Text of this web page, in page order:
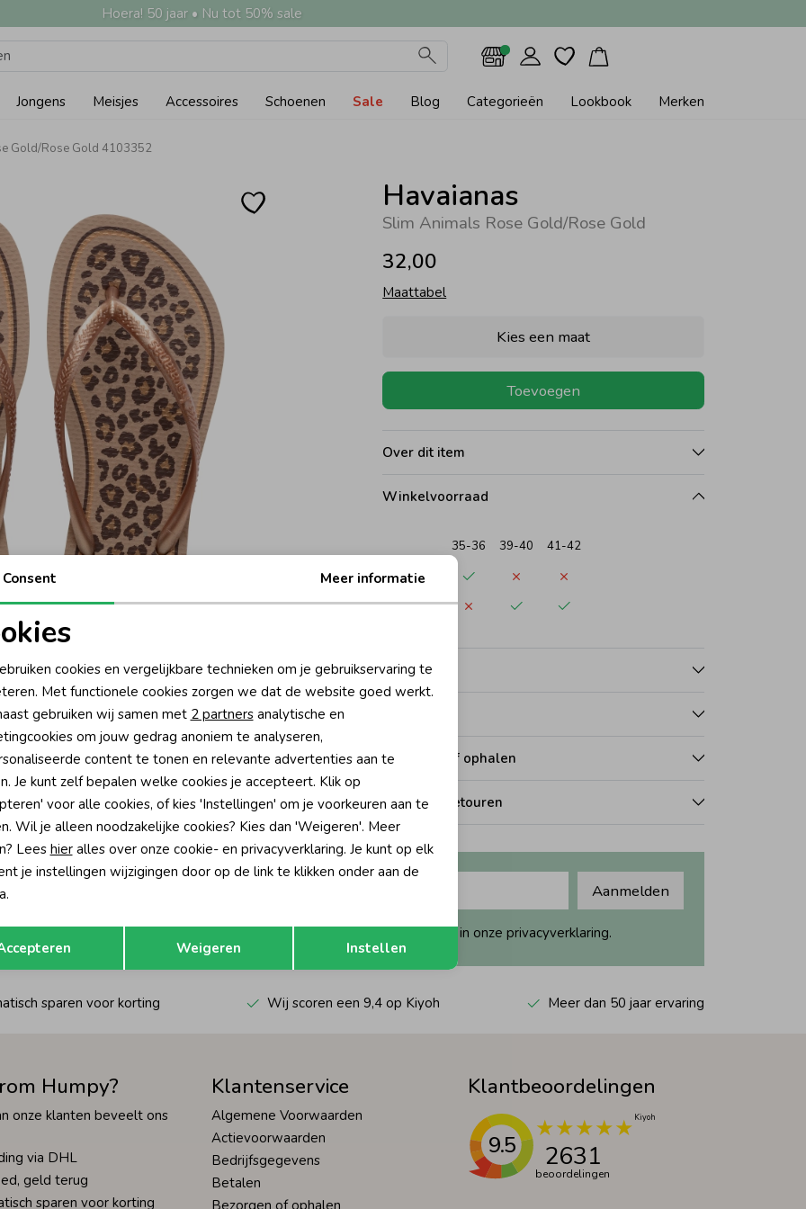
Hoera! 50 jaar • Nu tot 50% sale
Jongens Meisjes Accessoires Schoenen Sale Blog Categorieën Lookbook Merken
Gold/Rose Gold 4103352
Havaianas
Slim Animals Rose Gold/Rose Gold
32,00
Maattabel
Kies een maat
Toevoegen
Over dit item
Winkelvoorraad
35-36 39-40
41-42
Katwijk
Noordwijk
Kenmerken
Bezorgen of ophalen
Ruilen en retouren
direct 10% korting* op je
Aanmelden
Hoe we met je data omgaan? Bekijk dit in onze privacyverklaring.
sparen voor korting Wij scoren een 9,4 op Kiyoh Meer dan 50 jaar ervaring
Humpy?
onze klanten beveelt ons
via DHL
geld terug
sparen voor korting
Klantenservice
Algemene Voorwaarden
Actievoorwaarden
Bedrijfsgegevens
Betalen
Klantbeoordelingen
9.5 2631
beoordelingen
cookies
cookies Marketing cookies
Terug Opslaan
Consent Meer informatie
cookies en vergelijkbare technieken om je gebruikservaring te
Met functionele cookies zorgen we dat de website goed werkt.
gebruiken wij samen met 2 partnersanalytische en
om jouw gedrag anoniem te analyseren,
content te tonen en relevante advertenties aan te
Je kunt zelf bepalen welke cookies je accepteert. Klik op
voor alle cookies, of kies 'Instellingen' om je voorkeuren aan te
Wil je alleen noodzakelijke cookies? Kies dan 'Weigeren'. Meer
Lees hieralles over onze cookie- en privacyverklaring. Je kunt op elk
je instellingen wijzigingen door op de link te klikken onder aan de
Weigeren Instellen